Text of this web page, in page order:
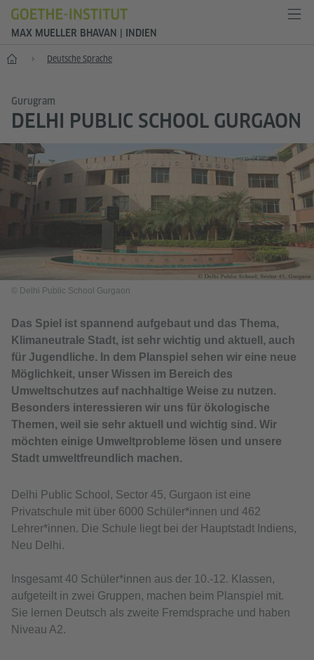
MAX MUELLER BHAVAN | INDIEN
Start Deutsche Sprache
Gurugram
DELHI PUBLIC SCHOOL GURGAON
© Delhi Public School Gurgaon
Das Spiel ist spannend aufgebaut und das Thema‚
Klimaneutrale Stadt, ist sehr wichtig und aktuell, auch
für Jugendliche. In dem Planspiel sehen wir eine neue
Möglichkeit, unser Wissen im Bereich des
Umweltschutzes auf nachhaltige Weise zu nutzen.
Besonders interessieren wir uns für ökologische
Themen, weil sie sehr aktuell und wichtig sind. Wir
möchten einige Umweltprobleme lösen und unsere
Stadt umweltfreundlich machen.
Delhi Public School, Sector 45, Gurgaon ist eine
Privatschule mit über 6000 Schüler*innen und 462
Lehrer*innen. Die Schule liegt bei der Hauptstadt Indiens,
Neu Delhi.
Insgesamt 40 Schüler*innen aus der 10.-12. Klassen,
aufgeteilt in zwei Gruppen, machen beim Planspiel mit.
Sie lernen Deutsch als zweite Fremdsprache und haben
Niveau A2.